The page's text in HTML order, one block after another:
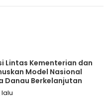
Lintas Kementerian dan
Model Nasional
Danau Berkelanjutan